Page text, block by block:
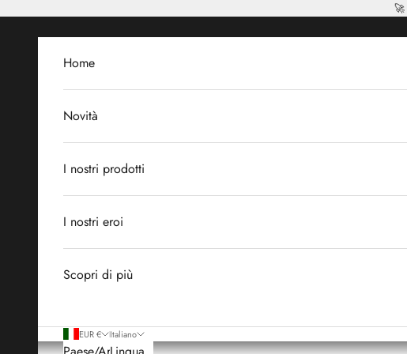
🚀
Home
Novità
I nostri prodotti
I nostri eroi
Scopri di più
EUR € Italiano